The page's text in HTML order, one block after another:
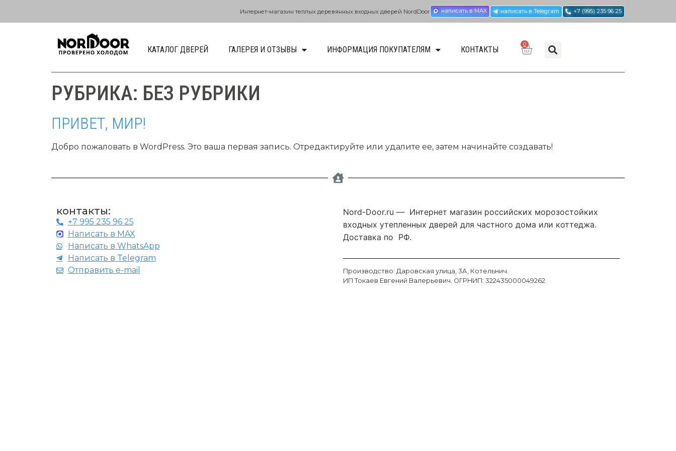
Интернет-магазин теплых деревянных входных дверей NordDoor написать в MAX написать в Telegram +7 (995) 235 96 25
КАТАЛОГ ДВЕРЕЙ ГАЛЕРЕЯ И ОТЗЫВЫ ИНФОРМАЦИЯ ПОКУПАТЕЛЯМ КОНТАКТЫ
0
РУБРИКА: БЕЗ РУБРИКИ
ПРИВЕТ, МИР!
Добро пожаловать в WordPress. Это ваша первая запись. Отредактируйте или удалите ее, затем начинайте создавать!
контакты:
+7 995 235 96 25
Написать в MAX
Написать в WhatsApp
Написать в Telegram
Отправить e-mail
Nord-Door.ru — Интернет магазин российских морозостойких
входных утепленных дверей для частного дома или коттеджа.
Доставка по РФ.
Производство: Даровская улица, 3А, Котельнич.
ИП Токаев Евгений Валерьевич. ОГРНИП: 322435000049262